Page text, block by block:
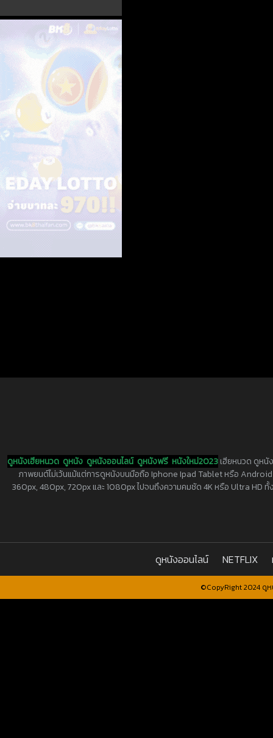
ดูหนังเฮียหนวด ดูหนัง ดูหนังออนไลน์ ดูหนังฟรี หนังใหม่2023เฮียหนวด ดูหนั
ภาพยนต์ไม่เว้นแม้แต่การดูหนังบนมือถือ Iphone Ipad Tablet หรือ
360px, 480px, 720px และ 1080px ไปจนถึงความคมชัด 4K หรือ Ultra HD
ดูหนังออนไลน์ NETFLIX
©CopyRight 2024 ดู